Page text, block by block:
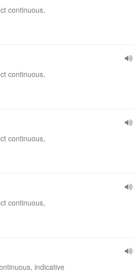
continuous,
continuous,
continuous,
continuous,
indicative